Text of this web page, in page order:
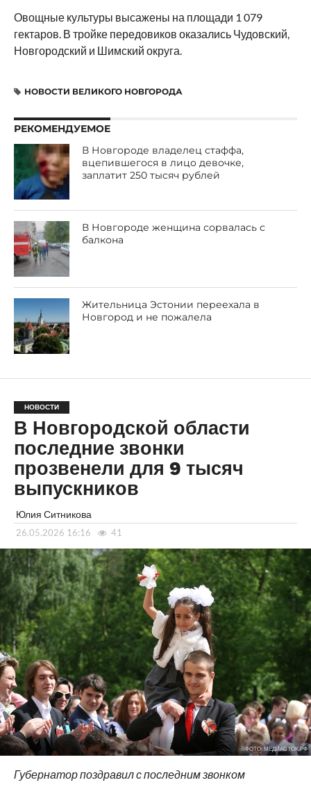
Овощные культуры высажены на площади 1 079
гектаров. В тройке передовиков оказались Чудовский,
Новгородский и Шимский округа.
НОВОСТИ ВЕЛИКОГО НОВГОРОДА
РЕКОМЕНДУЕМОЕ
В Новгороде владелец стаффа,
вцепившегося в лицо девочке,
заплатит 250 тысяч рублей
В Новгороде женщина сорвалась с
балкона
Жительница Эстонии переехала в
Новгород и не пожалела
НОВОСТИ
В Новгородской области
последние звонки
прозвенели для 9 тысяч
выпускников
Юлия Ситникова
26.05.2026 16:16 41
ФОТО: МЕДИАСТОК.РФ
Губернатор поздравил с последним звонком